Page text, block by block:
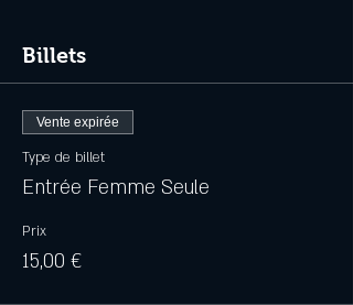
Billets
Vente expirée
Type de billet
Entrée Femme Seule
Prix
15,00 €